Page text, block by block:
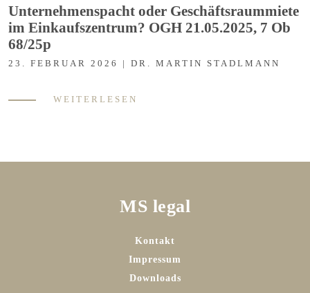
Unternehmenspacht oder Geschäftsraummiete
im Einkaufszentrum? OGH 21.05.2025, 7 Ob
68/25p
23. FEBRUAR 2026 | DR. MARTIN STADLMANN
WEITERLESEN
MS legal
Kontakt
Impressum
Downloads